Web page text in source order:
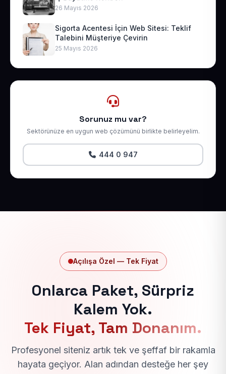
26 Mayıs 2026
Sigorta Acentesi İçin Web Sitesi: Teklif
Talebini Müşteriye Çevirin
25 Mayıs 2026
Sorunuz mu var?
Sektörünüze en uygun web çözümünü birlikte belirleyelim.
444 0 947
Açılışa Özel — Tek Fiyat
Onlarca Paket, Sürpriz
Kalem Yok.
Tek Fiyat, Tam Donanım.
Profesyonel siteniz artık tek ve şeffaf bir rakamla
hayata geçiyor. Alan adından desteğe her şey